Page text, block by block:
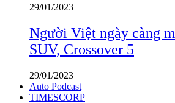
29/01/2023
Người Việt ngày càng
SUV, Crossover 5
29/01/2023
Auto Podcast
TIMESCORP